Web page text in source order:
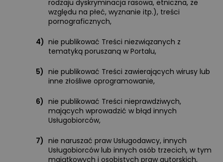
rodzaju dyskryminacja rasowa, etniczna, ze
względu na płeć, wyznanie itp.), treści
pornograficznych,
4) nie publikować Treści niezwiązanych z
tematyką poruszaną w Portalu,
5) nie publikować Treści zawierających wirusy lub
inne złośliwe oprogramowanie,
6) nie publikować Treści nieprawdziwych,
mających wprowadzić w błąd innych
Usługobiorców,
7) nie naruszać praw Usługodawcy, innych
Usługobiorców lub innych osób trzecich, w tym
majątkowych i osobistych praw autorskich,